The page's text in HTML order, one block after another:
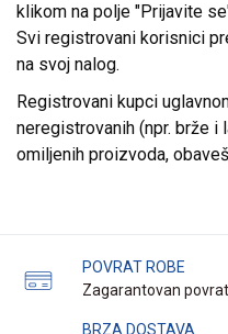
klikom na polje "Prijavite
Svi registrovani korisnici
na svoj nalog.
Registrovani kupci
neregistrovanih (npr. brže i
omiljenih proizvoda,
POVRAT ROBE
Zagarantovan
BRZA DOSTAVA